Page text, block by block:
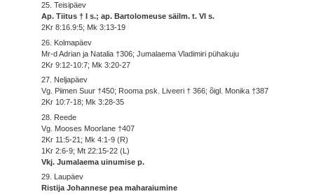
25. Teisipäev
Ap. Tiitus † I s.; ap. Bartolomeuse säilm. t. VI s.
2Kr 8:16.9:5; Mk 3:13-19
26. Kolmapäev
Mr-d Adrian ja Natalia †306; Jumalaema Vladimiri pühakuju
2Kr 9:12-10:7; Mk 3:20-27
27. Neljapäev
Vg. Piimen Suur †450; Rooma psk. Liveeri † 366; õigl. Monika †387
2Kr 10:7-18; Mk 3:28-35
28. Reede
Vg. Mooses Moorlane †407
2Kr 11:5-21; Mk 4:1-9 (R)
1Kr 2:6-9; Mt 22:15-22 (L)
Vkj. Jumalaema uinumise p.
29. Laupäev
Ristija Johannese pea maharaiumine